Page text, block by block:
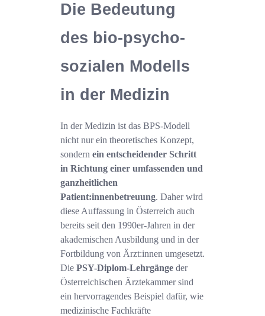
Die Bedeutung
des bio-psycho-
sozialen Modells
in der Medizin
In der Medizin ist das BPS-Modell
nicht nur ein theoretisches Konzept,
sondern ein entscheidender Schritt
in Richtung einer umfassenden und
ganzheitlichen
Patient:innenbetreuung. Daher wird
diese Auffassung in Österreich auch
bereits seit den 1990er-Jahren in der
akademischen Ausbildung und in der
Fortbildung von Ärzt:innen umgesetzt.
Die PSY-Diplom-Lehrgängeder
Österreichischen Ärztekammer sind
ein hervorragendes Beispiel dafür, wie
medizinische Fachkräfte